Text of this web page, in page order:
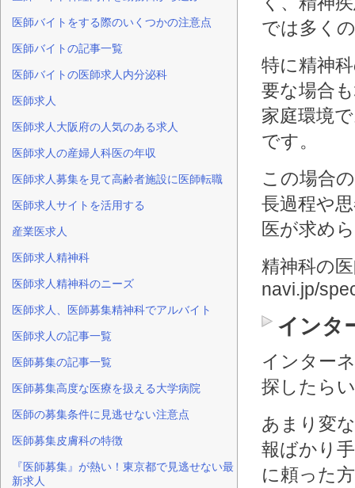
では多くの
特に精神
要な場合
家庭環境
です。
この場合
長過程や
医が求め
精神科の
navi.jp/
インタ
インター
探したら
あまり変
報ばかり
に頼った
医師バイトをする際のいくつかの注意点
医師バイトの記事一覧
医師バイトの医師求人内分泌科
医師求人
医師求人大阪府の人気のある求人
医師求人の産婦人科医の年収
医師求人募集を見て高齢者施設に医師転職
医師求人サイトを活用する
産業医求人
医師求人精神科
医師求人精神科のニーズ
医師求人、医師募集精神科でアルバイト
医師求人の記事一覧
医師募集の記事一覧
医師募集高度な医療を扱える大学病院
医師の募集条件に見逃せない注意点
医師募集皮膚科の特徴
『医師募集』が熱い！東京都で見逃せない最
新求人